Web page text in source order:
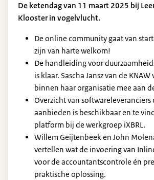
De ketendag van 11 maart 2025 bij
Klooster in vogelvlucht.
De online community gaat van
zijn van harte welkom!
De handleiding voor
is klaar. Sascha Jansz van de
binnen haar organisatie mee aan
Overzicht van softwareleveranciers
aanbieden is beschikbaar en te
platform bij de werkgroep iXBRL.
Willem Geijtenbeek en John
vertellen wat de invoering van
voor de accountantscontrole én
praktische oplossing.